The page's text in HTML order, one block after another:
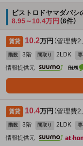
ビストロドヤマダバシ
8.95～10.4万円 （6件）
賃貸 10.2万円 （管理費
階数 3階 間取り 2LDK
情報提供元
賃貸 10.4万円 （管理費
階数 3階 間取り 2LDK
情報提供元